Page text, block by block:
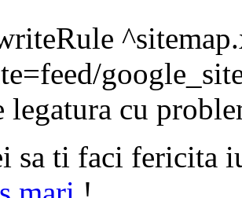
legatura cu
sa ti faci fericita